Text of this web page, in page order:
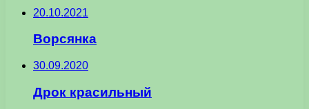
20.10.2021
Ворсянка
30.09.2020
Дрок красильный